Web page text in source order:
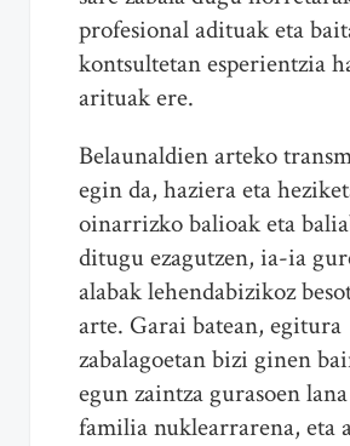
profesional adituak eta
kontsultetan esperientzia
arituak ere.
Belaunaldien arteko
egin da, haziera eta
oinarrizko balioak eta
ditugu ezagutzen, ia-ia
alabak lehendabizikoz
arte. Garai batean, egitura
zabalagoetan bizi ginen
egun zaintza gurasoen
familia nuklearrarena, eta